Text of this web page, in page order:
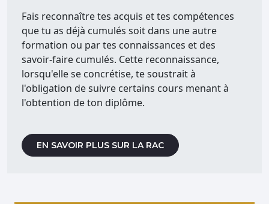
Fais reconnaître tes acquis et tes compétences
que tu as déjà cumulés soit dans une autre
formation ou par tes connaissances et des
savoir-faire cumulés. Cette reconnaissance,
lorsqu'elle se concrétise, te soustrait à
l'obligation de suivre certains cours menant à
l'obtention de ton diplôme.
EN SAVOIR PLUS SUR LA RAC